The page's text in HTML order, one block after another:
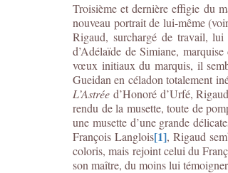
Troisième et dernière effigie du
nouveau portrait de lui-même
Rigaud, surchargé de travail,
d’Adélaïde de Simiane,
vœux initiaux du marquis, il
Gueidan en céladon totalement
L’Astrée d’Honoré d’Urfé,
rendu de la musette, toute de
une musette d’une grande
François Langlois[1], Rigaud
coloris, mais rejoint celui du
son maître, du moins lui